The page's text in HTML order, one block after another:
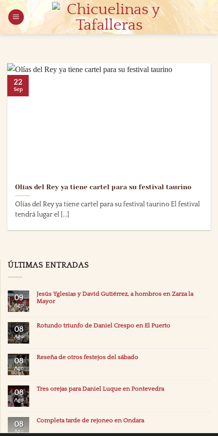
Saltar
contenido
Olías del Rey ya tiene cartel para su festival taurino
Olías del Rey ya tiene cartel para su festival taurino El festival
tendrá lugar el [...]
22
Sep
ÚLTIMAS ENTRADAS
09
Ago
Jesús Yglesias y David Gutiérrez, a hombros en Zarza la
Mayor
08
Ago
Rotundo triunfo de Daniel Crespo en El Puerto
08
Ago
Reseña de otros festejos del sábado
08
Ago
Tres orejas para Daniel Luque en Pontevedra
08
Ago
Completa tarde de rejoneo en Ondara